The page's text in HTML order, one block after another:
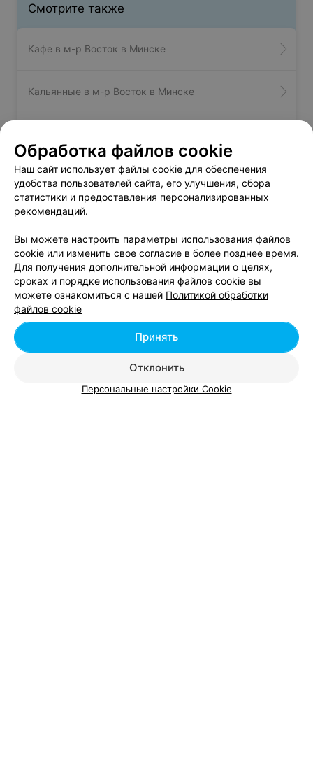
Смотрите также
Кафе в м-р Восток в Минске
Кальянные в м-р Восток в Минске
Вам будет интересно
Банкетные залы: микрорайон Дегтярёвка в
Минске
Банкетные залы: микрорайон Дражня в Минске
Обработка файлов cookie
Наш сайт использует файлы cookie для обеспечения
удобства пользователей сайта, его улучшения, сбора
статистики и предоставления персонализированных
рекомендаций.
Вы можете настроить параметры использования файлов
cookie или изменить свое согласие в более позднее время.
Для получения дополнительной информации о целях,
сроках и порядке использования файлов cookie вы
можете ознакомиться с нашей Политикой обработки
файлов cookie
Отклонить
Принять
Персональные настройки Cookie
«Какой банкетный зал выбрать?»